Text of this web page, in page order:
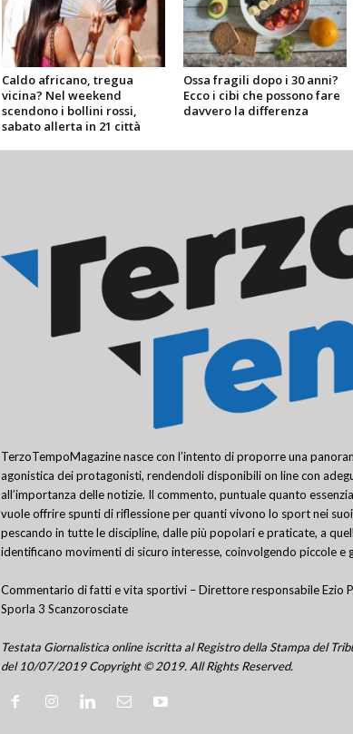
Caldo africano, tregua
vicina? Nel weekend
scendono i bollini rossi,
sabato allerta in 21 città
Ossa fragili dopo i 30 anni?
Ecco i cibi che possono fare
davvero la differenza
TerzoTempoMagazine nasce con l’intento di proporre una
agonistica dei protagonisti, rendendoli disponibili on line con
all’importanza delle notizie. Il commento, puntuale quanto
vuole offrire spunti di riflessione per quanti vivono lo sport nei
pescando in tutte le discipline, dalle più popolari e praticate, a
identificano movimenti di sicuro interesse, coinvolgendo piccole e
Commentario di fatti e vita sportivi – Direttore responsabile Ezio
Sporla 3 Scanzorosciate
Testata Giornalistica online iscritta al Registro della Stampa del
del 10/07/2019 Copyright © 2019. All Rights Reserved.